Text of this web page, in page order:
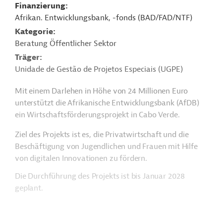
Finanzierung
Afrikan. Entwicklungsbank, -fonds (BAD/FAD/NTF)
Kategorie
Beratung Öffentlicher Sektor
Träger
Unidade de Gestão de Projetos Especiais (UGPE)
Mit einem Darlehen in Höhe von 24 Millionen Euro
unterstützt die Afrikanische Entwicklungsbank (AfDB)
ein Wirtschaftsförderungsprojekt in Cabo Verde.
Ziel des Projekts ist es, die Privatwirtschaft und die
Beschäftigung von Jugendlichen und Frauen mit Hilfe
von digitalen Innovationen zu fördern.
Die Durchführung des Projekts ist bis Januar 2028
geplant.